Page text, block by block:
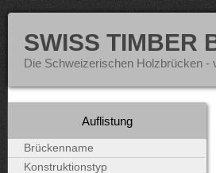
SWISS TIMBER
Die Schweizerischen Holzbrücken -
Auflistung
Brückenname
Konstruktionstyp